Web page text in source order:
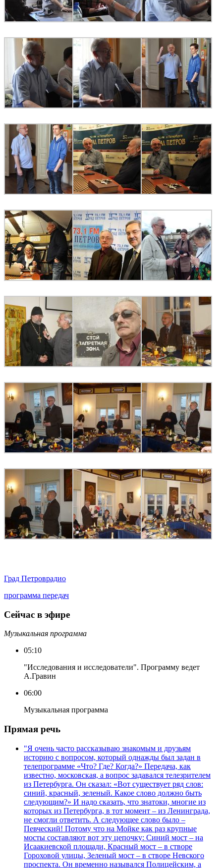
Град Петроврадио
программа передач
Сейчас в эфире
Музыкальная программа
05:10
"Исследования и исследователи". Программу ведет
А.Гравин
06:00
Музыкальная программа
Прямая речь
"Я очень часто рассказываю знакомым и друзьям
историю с вопросом, который однажды был задан в
телепрограмме «Что? Где? Когда?» Передача, как
известно, московская, а вопрос задавался телезрителем
из Петербурга. Он сказал: «Вот существует ряд слов:
синий, красный, зеленый. Какое слово должно быть
следующим?» И надо сказать, что знатоки, многие из
которых из Петербурга, в тот момент – из Ленинграда,
не смогли ответить. А следующее слово было –
Певческий! Потому что на Мойке как раз крупные
мосты составляют вот эту цепочку: Синий мост – на
Исаакиевской площади, Красный мост – в створе
Гороховой улицы, Зеленый мост – в створе Невского
проспекта. Он временно назывался Полицейским, а